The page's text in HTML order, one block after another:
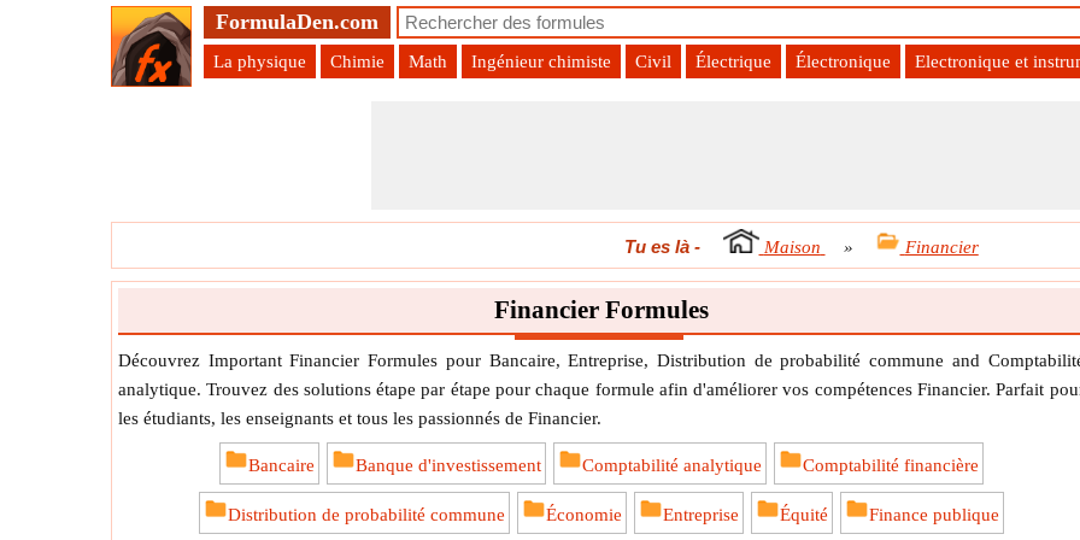
FormulaDen.com
La physique Chimie Math Ingénieur chimiste Civil Électrique Électronique Electronique et
Tu es là- Maison » Financier
Financier Formules
Découvrez Important Financier Formules pour Bancaire, Entreprise, Distribution de probabilité commune and
analytique. Trouvez des solutions étape par étape pour chaque formule afin d'améliorer vos compétences Financier. Parfait
les étudiants, les enseignants et tous les passionnés de Financier.
Bancaire Banque d'investissement Comptabilité analytique Comptabilité financière
Distribution de probabilité commune Économie Entreprise Équité Finance publique